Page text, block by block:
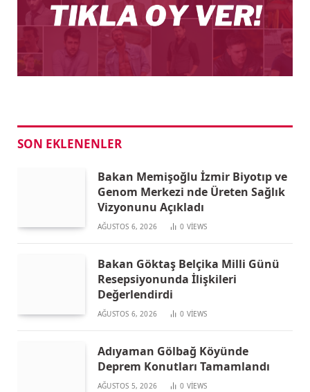
SON EKLENENLER
Bakan Memişoğlu İzmir Biyotıp ve
Genom Merkezi nde Üreten Sağlık
Vizyonunu Açıkladı
AĞUSTOS 6, 2026 0 VIEWS
Bakan Göktaş Belçika Milli Günü
Resepsiyonunda İlişkileri
Değerlendirdi
AĞUSTOS 6, 2026 0 VIEWS
Adıyaman Gölbağ Köyünde
Deprem Konutları Tamamlandı
AĞUSTOS 5, 2026 0 VIEWS